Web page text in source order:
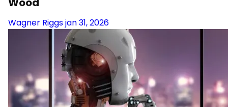
Wagner Riggsjan 31, 2026